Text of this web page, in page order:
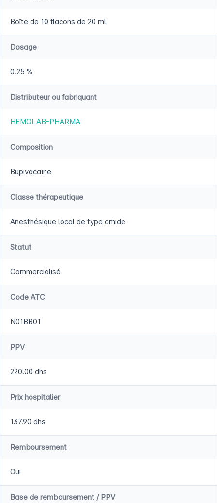
Boîte de 10 flacons de 20 ml
Dosage
0.25 %
Distributeur ou fabriquant
HEMOLAB-PHARMA
Composition
Bupivacaïne
Classe thérapeutique
Anesthésique local de type amide
Statut
Commercialisé
Code ATC
N01BB01
PPV
220.00 dhs
Prix hospitalier
137.90 dhs
Remboursement
Oui
Base de remboursement / PPV